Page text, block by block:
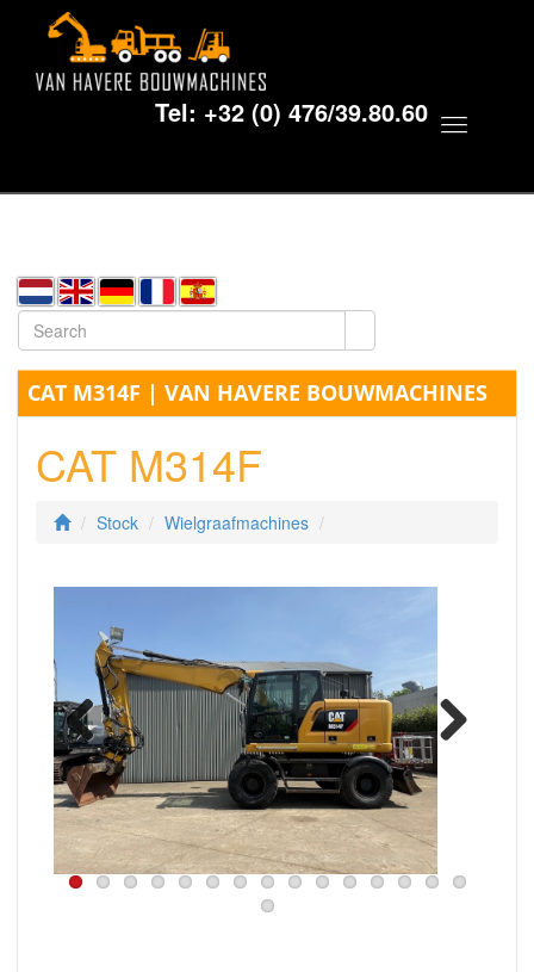
Tel: +32 (0) 476/39.80.60
Toggle
CAT M314F | VAN HAVERE BOUWMACHINES
CAT M314F
Stock Wielgraafmachines
Previous